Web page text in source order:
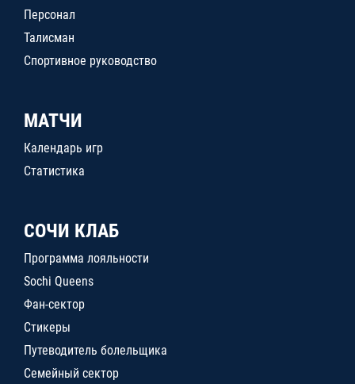
Персонал
Талисман
Спортивное руководство
МАТЧИ
Календарь игр
Статистика
СОЧИ КЛАБ
Программа лояльности
Sochi Queens
Фан-сектор
Стикеры
Путеводитель болельщика
Семейный сектор